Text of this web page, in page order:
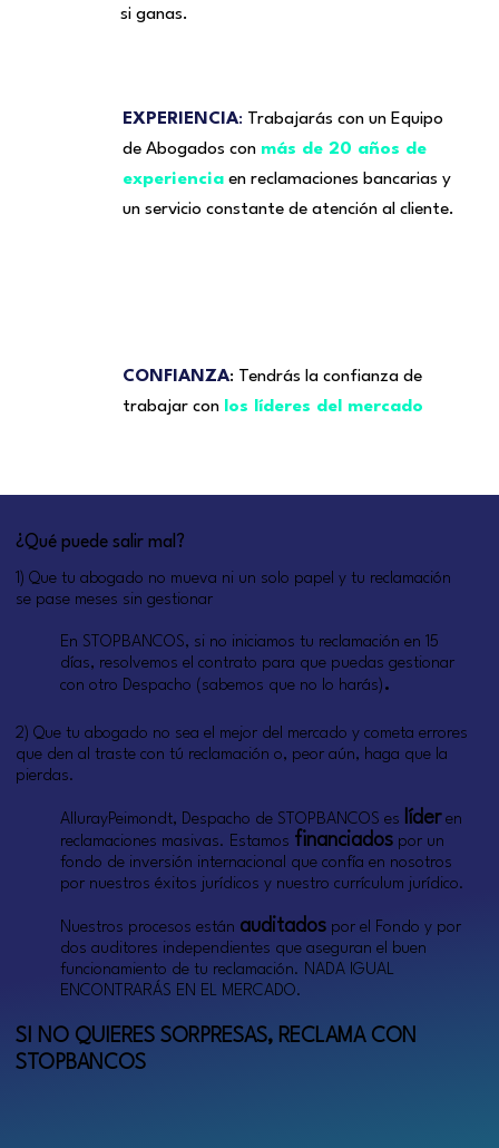
EXPERIENCIA: Trabajarás con un Equipo
de Abogados con más de 20 años de
experienciaen reclamaciones bancarias y
un servicio constante de atención al cliente.
si ganas.
CONFIANZA: Tendrás la confianza de
trabajar con los líderes del mercado
¿Qué puede salir mal?
1) Que tu abogado no mueva ni un solo papel y tu reclamación
se pase meses sin gestionar
En STOPBANCOS, si no iniciamos tu reclamación en 15
días, resolvemos el contrato para que puedas gestionar
con otro Despacho (sabemos que no lo harás) .
2) Que tu abogado no sea el mejor del mercado y cometa errores
que den al traste con tú reclamación o, peor aún, haga que la
pierdas.
AllurayPeimondt, Despacho de STOPBANCOS es líderen
reclamaciones masivas. Estamos financiados por un
fondo de inversión internacional que confía en nosotros
por nuestros éxitos jurídicos y nuestro currículum jurídico.
Nuestros procesos están auditados por el Fondo y por
dos auditores independientes que aseguran el buen
funcionamiento de tu reclamación. NADA IGUAL
ENCONTRARÁS EN EL MERCADO.
SI NO QUIERES SORPRESAS, RECLAMA CON
STOPBANCOS